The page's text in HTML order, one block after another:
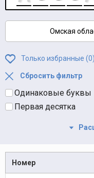
Омская
Только избранные (0)
Сбросить фильтр
Одинаковые буквы
Первая десятка
Номер